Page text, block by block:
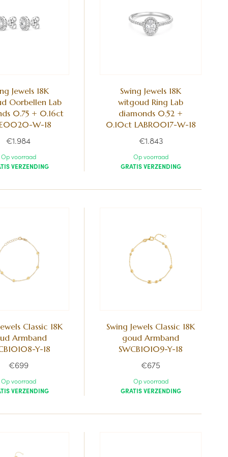
Jewels 18K
Oorbellen Lab
0.75 + 0.16ct
W-18
€1.984
Op voorraad
VERZENDING
Swing Jewels 18K
witgoud Ring Lab
diamonds 0.52 +
0.10ct LABR0017-W-18
€1.843
Op voorraad
GRATIS VERZENDING
Classic 18K
Armband
Y-18
€699
Op voorraad
VERZENDING
Swing Jewels Classic 18K
goud Armband
SWCB10109-Y-18
€675
Op voorraad
GRATIS VERZENDING